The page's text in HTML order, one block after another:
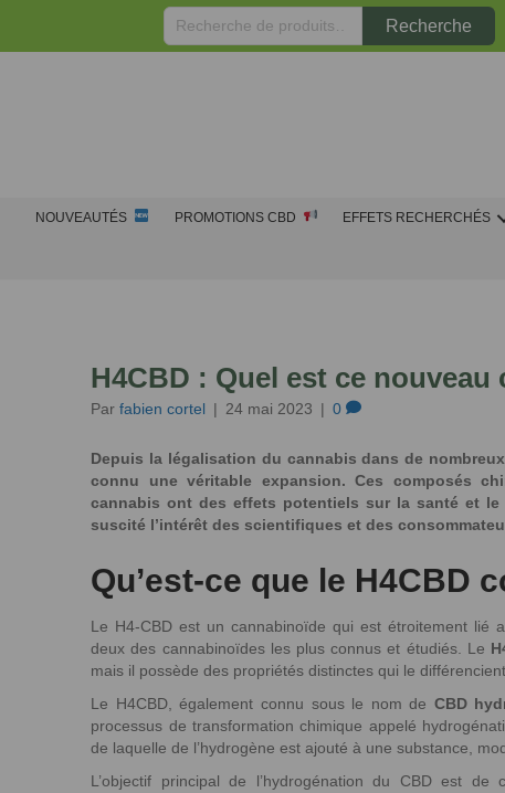
Recherche
pour :
Recherche
NOUVEAUTÉS PROMOTIONS CBD EFFETS RECHERCHÉS
H4CBD : Quel est ce nouveau
Parfabien cortel | 24 mai 2023 | 0
Depuis la légalisation du cannabis dans de
connu une véritable expansion. Ces composés
cannabis ont des effets potentiels sur la santé et le
suscité l’intérêt des scientifiques et des
Qu’est-ce que le H4CBD
Le H4-CBD est un cannabinoïde qui est étroitement lié
deux des cannabinoïdes les plus connus et étudiés. Le
mais il possède des propriétés distinctes qui le
Le H4CBD, également connu sous le nom de CBD
processus de transformation chimique appelé
de laquelle de l’hydrogène est ajouté à une substance,
L’objectif principal de l’hydrogénation du CBD est